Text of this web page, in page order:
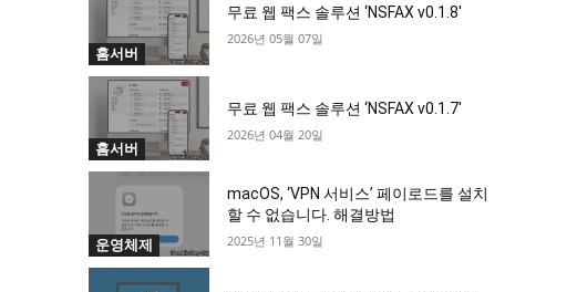
홈서버
무료 웹 팩스 솔루션 ‘NSFAX v0.1.8′
2026년 05월 07일
홈서버
무료 웹 팩스 솔루션 ‘NSFAX v0.1.7′
2026년 04월 20일
운영체제
macOS, ‘VPN 서비스’ 페이로드를 설치
할 수 없습니다. 해결방법
2025년 11월 30일